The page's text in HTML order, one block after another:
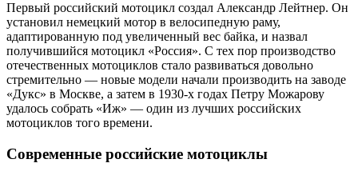
Первый российский мотоцикл создал Александр Лейтнер. Он
установил немецкий мотор в велосипедную раму,
адаптированную под увеличенный вес байка, и назвал
получившийся мотоцикл «Россия». С тех пор производство
отечественных мотоциклов стало развиваться довольно
стремительно — новые модели начали производить на заводе
«Дукс» в Москве, а затем в 1930-х годах Петру Можарову
удалось собрать «Иж» — один из лучших российских
мотоциклов того времени.
Современные российские мотоциклы